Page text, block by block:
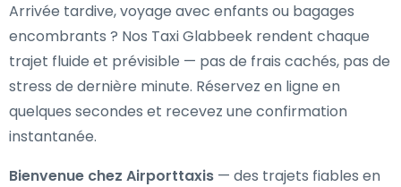
Arrivée tardive, voyage avec enfants ou bagages
encombrants ? Nos Taxi Glabbeek rendent chaque
trajet fluide et prévisible — pas de frais cachés, pas de
stress de dernière minute. Réservez en ligne en
quelques secondes et recevez une confirmation
instantanée.
Bienvenue chez Airporttaxis — des trajets fiables en